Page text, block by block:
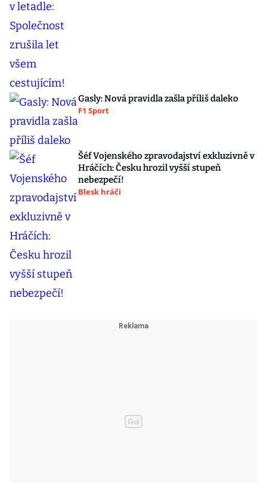
Gasly: Nová pravidla zašla příliš daleko
F1 Sport
Šéf Vojenského zpravodajství exkluzivně v
Hráčích: Česku hrozil vyšší stupeň
nebezpečí!
Blesk hráči